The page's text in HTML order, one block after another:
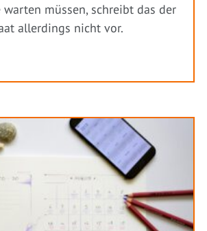
müssen, schreibt das der
allerdings nicht vor.